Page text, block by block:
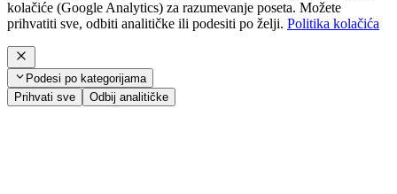
kolačiće (Google Analytics) za razumevanje poseta. Možete
prihvatiti sve, odbiti analitičke ili podesiti po želji. Politika kolačića
Podesi po kategorijama
Prihvati sve
Odbij analitičke